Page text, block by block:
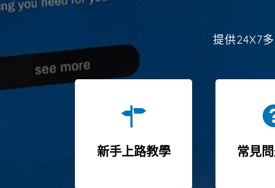
提供24X7
新手上路教學 常見